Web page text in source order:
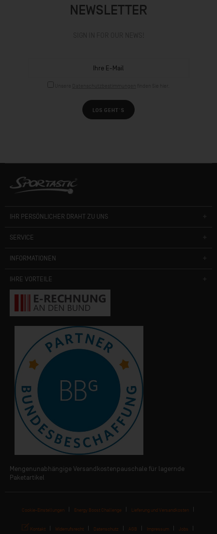
NEWSLETTER
LOS GEHT´S
IHR PERSÖNLICHER DRAHT ZU UNS
SERVICE
INFORMATIONEN
IHRE VORTEILE
Mengenunabhängige Versandkostenpauschale für lagernde
Paketartikel
Cookie-Einstellungen Energy Boost Challenge Lieferung und Versandkosten
Kontakt Widerrufsrecht Datenschutz AGB Impressum Jobs